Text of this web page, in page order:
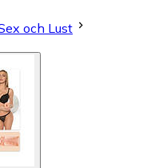
och Lust